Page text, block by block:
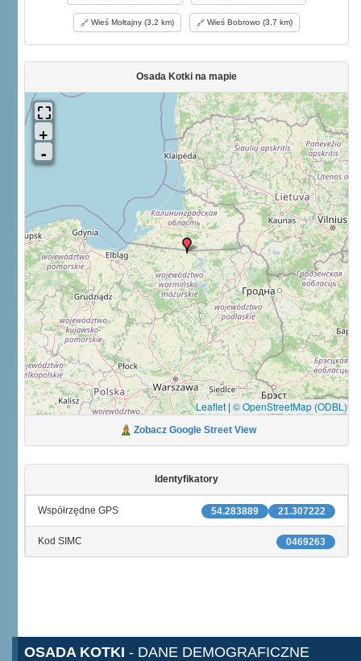
Wieś Mołtajny (3,2 km) Wieś Bobrowo (3,7 km)
Osada Kotki na mapie
Leaflet | © OpenStreetMap (ODBL)
Zobacz Google Street View
Identyfikatory
21.307222
54.283889
Współrzędne GPS
0469263
Kod SIMC
OSADA KOTKI - DANE DEMOGRAFICZNE